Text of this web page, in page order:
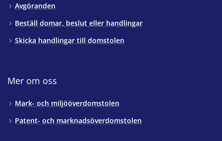
Avgöranden
Beställ domar, beslut eller handlingar
Skicka handlingar till domstolen
Mer om oss
Mark- och miljööverdomstolen
Patent- och marknadsöverdomstolen